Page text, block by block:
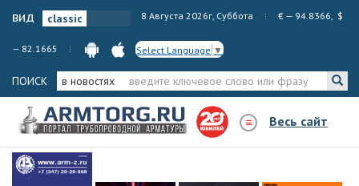
вид 8 Августа 2026г, Суббота € — 94.8366, $
— 82.1665 Select Language ▼
ПОИСК в новостях
Весь сайт